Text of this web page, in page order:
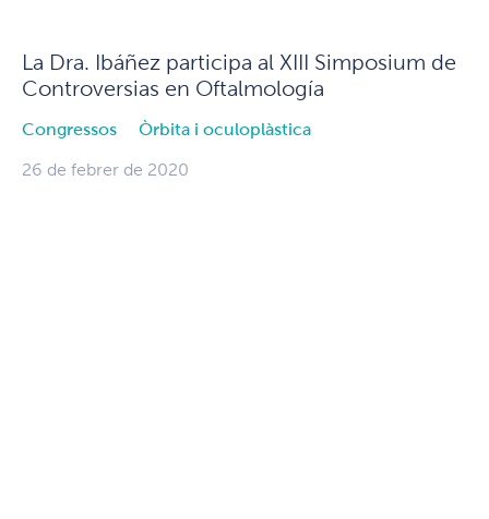
La Dra. Ibáñez participa al XIII Simposium de
Controversias en Oftalmología
Congressos Òrbita i oculoplàstica
26 de febrer de 2020